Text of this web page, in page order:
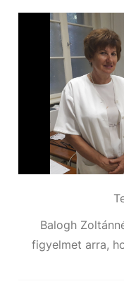
Balogh
figyelmet arra,